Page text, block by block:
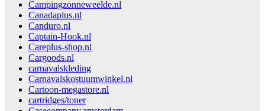
Campingzonneweelde.nl
Canadaplus.nl
Canduro.nl
Captain-Hook.nl
Careplus-shop.nl
Cargoods.nl
carnavalskleding
Carnavalskostuumwinkel.nl
Cartoon-megastore.nl
cartridges/toner